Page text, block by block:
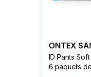
ONTEX
ID Pants
6 paquets